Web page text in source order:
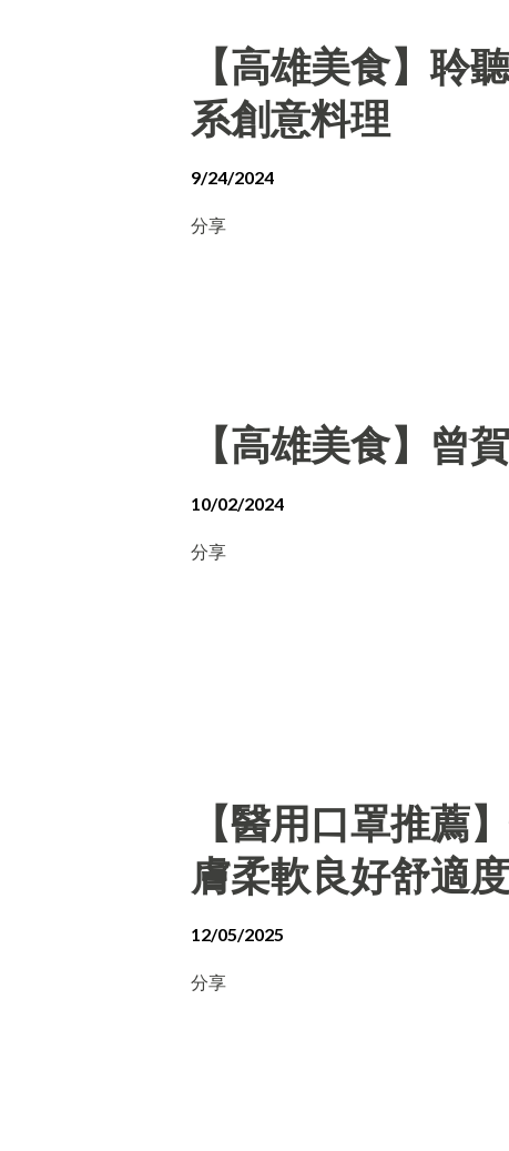
【高雄美食】聆
系創意料理
9/24/2024
分享
【高雄美食】曾
10/02/2024
分享
【醫用口罩推薦
膚柔軟良好舒適度
12/05/2025
分享